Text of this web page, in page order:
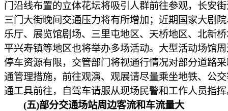
门沿线布置的立体花坛将吸引人群前往参观，长安
三门大街晚间交通压力将有所增加；近期国家大剧
乐厅、展览馆剧场、三里屯地区、天桥地区、北新
平兴寿镇等地区也将举办多场活动。大型活动场馆
停车资源有限，交管部门将视通行情况对部分道路
通管理措施，前往观演、观展请尽量乘坐地铁、公
通工具前往，自驾车请服从现场民警和工作人员指
(五)部分交通场站周边客流和车流量大